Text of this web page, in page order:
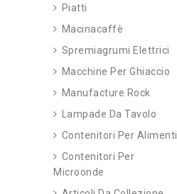
Piatti
Macinacaffè
Spremiagrumi Elettrici
Macchine Per Ghiaccio
Manufacture Rock
Lampade Da Tavolo
Contenitori Per Alimenti
Contenitori Per
Microonde